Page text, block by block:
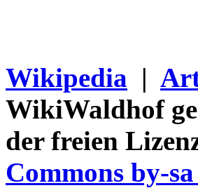
Wikipedia |
WikiWaldhof
der freien
Commons by-